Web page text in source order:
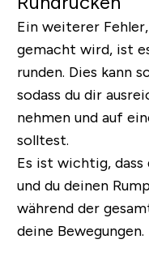
Ein weiterer
gemacht wird, ist
runden. Dies kann
sodass du dir
nehmen und auf
solltest.
Es ist wichtig, dass
und du deinen
während der
deine Bewegungen.